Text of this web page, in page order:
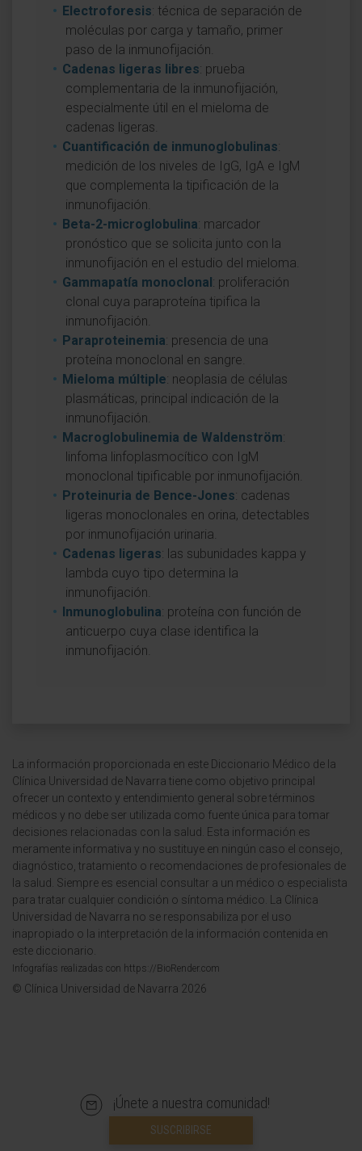
Electroforesis: técnica de separación de
moléculas por carga y tamaño, primer
paso de la inmunofijación.
Cadenas ligeras libres: prueba
complementaria de la inmunofijación,
especialmente útil en el mieloma de
cadenas ligeras.
Cuantificación de inmunoglobulinas:
medición de los niveles de IgG, IgA e IgM
que complementa la tipificación de la
inmunofijación.
Beta-2-microglobulina: marcador
pronóstico que se solicita junto con la
inmunofijación en el estudio del mieloma.
Gammapatía monoclonal: proliferación
clonal cuya paraproteína tipifica la
inmunofijación.
Paraproteinemia: presencia de una
proteína monoclonal en sangre.
Mieloma múltiple: neoplasia de células
plasmáticas, principal indicación de la
inmunofijación.
Macroglobulinemia de Waldenström:
linfoma linfoplasmocítico con IgM
monoclonal tipificable por inmunofijación.
Proteinuria de Bence-Jones: cadenas
ligeras monoclonales en orina, detectables
por inmunofijación urinaria.
Cadenas ligeras: las subunidades kappa y
lambda cuyo tipo determina la
inmunofijación.
Inmunoglobulina: proteína con función de
anticuerpo cuya clase identifica la
inmunofijación.
La información proporcionada en este Diccionario Médico de la
Clínica Universidad de Navarra tiene como objetivo principal
ofrecer un contexto y entendimiento general sobre términos
médicos y no debe ser utilizada como fuente única para tomar
decisiones relacionadas con la salud. Esta información es
meramente informativa y no sustituye en ningún caso el consejo,
diagnóstico, tratamiento o recomendaciones de profesionales de
la salud. Siempre es esencial consultar a un médico o especialista
para tratar cualquier condición o síntoma médico. La Clínica
Universidad de Navarra no se responsabiliza por el uso
inapropiado o la interpretación de la información contenida en
este diccionario.
Infografías realizadas con https://BioRender.com
© Clínica Universidad de Navarra 2026
¡Únete a nuestra comunidad!
SUSCRIBIRSE